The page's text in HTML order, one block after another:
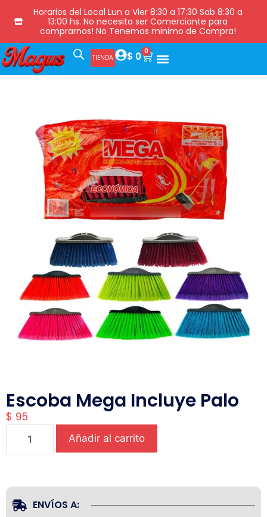
Horarios del Local Lun a Vier 8:30 a 17:30 Sab 8:30 a
13:00 hs. No necesita ser Comerciante para
comprarnos! No Tenemos minimo de Compra!
TIENDA $ 0 0
Escoba Mega Incluye Palo
$ 95
Añadir al carrito
ENVÍOS A: